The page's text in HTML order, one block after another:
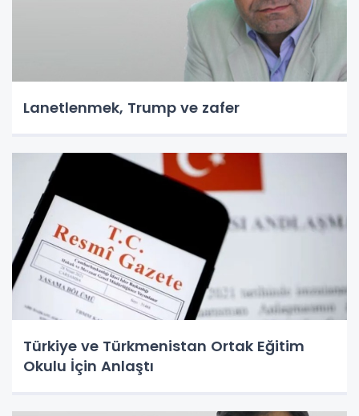
Lanetlenmek, Trump ve zafer
Türkiye ve Türkmenistan Ortak Eğitim
Okulu İçin Anlaştı